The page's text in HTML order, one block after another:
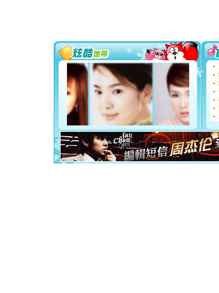
[圣诞节]
你太多
要平安！
[圣诞节]
能正大
都要快乐
[圣诞节]
如意,快
[元旦]
看
断电。
你是我
[元旦]如
起；二是
离。水晶
[元旦]当